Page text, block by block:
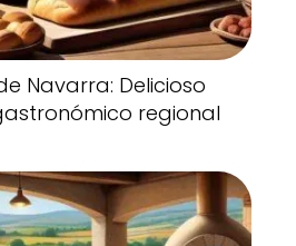
Navarra: Delicioso
regional